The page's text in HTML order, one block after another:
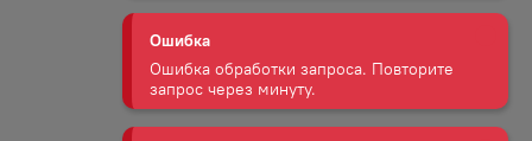
Ошибка
Ошибка обработки запроса. Повторите
запрос через минуту.